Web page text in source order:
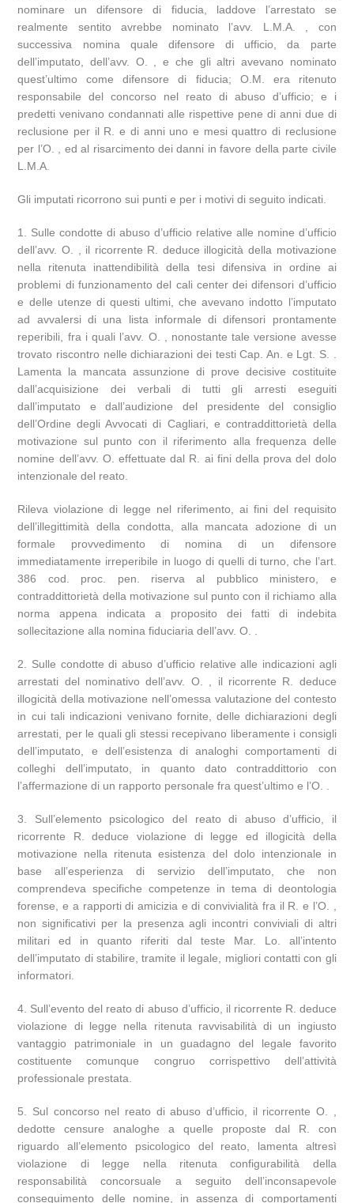
nominare un difensore di fiducia, laddove l’arrestato se
realmente sentito avrebbe nominato l’avv. L.M.A. , con
successiva nomina quale difensore di ufficio, da parte
dell’imputato, dell’avv. O. , e che gli altri avevano nominato
quest’ultimo come difensore di fiducia; O.M. era ritenuto
responsabile del concorso nel reato di abuso d’ufficio; e i
predetti venivano condannati alle rispettive pene di anni due di
reclusione per il R. e di anni uno e mesi quattro di reclusione
per l’O. , ed al risarcimento dei danni in favore della parte civile
L.M.A.
Gli imputati ricorrono sui punti e per i motivi di seguito indicati.
1. Sulle condotte di abuso d’ufficio relative alle nomine d’ufficio
dell’avv. O. , il ricorrente R. deduce illogicità della motivazione
nella ritenuta inattendibilità della tesi difensiva in ordine ai
problemi di funzionamento del cali center dei difensori d’ufficio
e delle utenze di questi ultimi, che avevano indotto l’imputato
ad avvalersi di una lista informale di difensori prontamente
reperibili, fra i quali l’avv. O. , nonostante tale versione avesse
trovato riscontro nelle dichiarazioni dei testi Cap. An. e Lgt. S. .
Lamenta la mancata assunzione di prove decisive costituite
dall’acquisizione dei verbali di tutti gli arresti eseguiti
dall’imputato e dall’audizione del presidente del consiglio
dell’Ordine degli Avvocati di Cagliari, e contraddittorietà della
motivazione sul punto con il riferimento alla frequenza delle
nomine dell’avv. O. effettuate dal R. ai fini della prova del dolo
intenzionale del reato.
Rileva violazione di legge nel riferimento, ai fini del requisito
dell’illegittimità della condotta, alla mancata adozione di un
formale provvedimento di nomina di un difensore
immediatamente irreperibile in luogo di quelli di turno, che l’art.
386 cod. proc. pen. riserva al pubblico ministero, e
contraddittorietà della motivazione sul punto con il richiamo alla
norma appena indicata a proposito dei fatti di indebita
sollecitazione alla nomina fiduciaria dell’avv. O. .
2. Sulle condotte di abuso d’ufficio relative alle indicazioni agli
arrestati del nominativo dell’avv. O. , il ricorrente R. deduce
illogicità della motivazione nell’omessa valutazione del contesto
in cui tali indicazioni venivano fornite, delle dichiarazioni degli
arrestati, per le quali gli stessi recepivano liberamente i consigli
dell’imputato, e dell’esistenza di analoghi comportamenti di
colleghi dell’imputato, in quanto dato contraddittorio con
l’affermazione di un rapporto personale fra quest’ultimo e l’O. .
3. Sull’elemento psicologico del reato di abuso d’ufficio, il
ricorrente R. deduce violazione di legge ed illogicità della
motivazione nella ritenuta esistenza del dolo intenzionale in
base all’esperienza di servizio dell’imputato, che non
comprendeva specifiche competenze in tema di deontologia
forense, e a rapporti di amicizia e di convivialità fra il R. e l’O. ,
non significativi per la presenza agli incontri conviviali di altri
militari ed in quanto riferiti dal teste Mar. Lo. all’intento
dell’imputato di stabilire, tramite il legale, migliori contatti con gli
informatori.
4. Sull’evento del reato di abuso d’ufficio, il ricorrente R. deduce
violazione di legge nella ritenuta ravvisabilità di un ingiusto
vantaggio patrimoniale in un guadagno del legale favorito
costituente comunque congruo corrispettivo dell’attività
professionale prestata.
5. Sul concorso nel reato di abuso d’ufficio, il ricorrente O. ,
dedotte censure analoghe a quelle proposte dal R. con
riguardo all’elemento psicologico del reato, lamenta altresì
violazione di legge nella ritenuta configurabilità della
responsabilità concorsuale a seguito dell’inconsapevole
conseguimento delle nomine, in assenza di comportamenti